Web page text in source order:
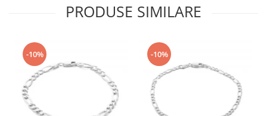
PRODUSE SIMILARE
-10% -10%